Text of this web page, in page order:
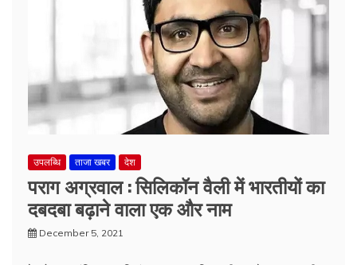
उपलब्धि ताजा खबर देश
पराग अग्रवाल : सिलिकॉन वैली में भारतीयों का
दबदबा बढ़ाने वाला एक और नाम
December 5, 2021